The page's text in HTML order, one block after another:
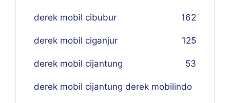
derek mobil cibubur 162
derek mobil ciganjur 125
derek mobil cijantung 53
derek mobil cijantung derek mobilindo